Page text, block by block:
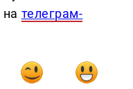
телеграм-